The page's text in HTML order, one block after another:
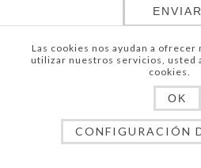
ENVIAR
Copyright © 2026 Web Base New
reservados.
Powered by
Las cookies nos ayudan a
utilizar nuestros servicios, usted
cookies.
OK
CONFIGURACIÓN